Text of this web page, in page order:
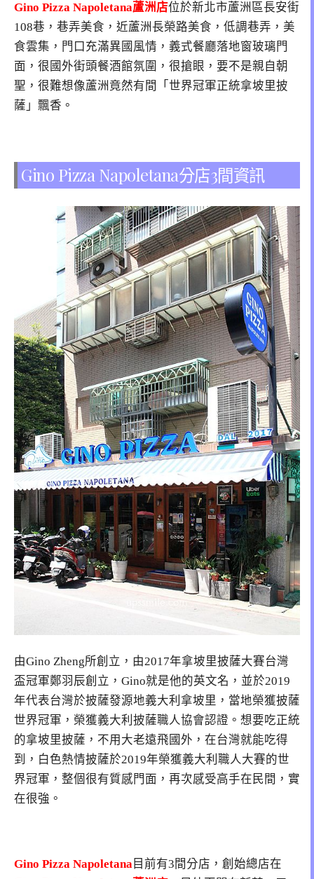
Gino Pizza Napoletana蘆洲店位於新北市蘆洲區長安街
108巷，巷弄美食，近蘆洲長榮路美食，低調巷弄，美
食雲集，門口充滿異國風情，義式餐廳落地窗玻璃門
面，很國外街頭餐酒館氛圍，很搶眼，要不是親自朝
聖，很難想像蘆洲竟然有間「世界冠軍正統拿坡里披
薩」飄香。
Gino Pizza Napoletana分店3間資訊
由Gino Zheng所創立，由2017年拿坡里披薩大賽台灣
盃冠軍鄭羽辰創立，Gino就是他的英文名，並於2019
年代表台灣於披薩發源地義大利拿坡里，當地榮獲披薩
世界冠軍，榮獲義大利披薩職人協會認證。想要吃正統
的拿坡里披薩，不用大老遠飛國外，在台灣就能吃得
到，白色熱情披薩於2019年榮獲義大利職人大賽的世
界冠軍，整個很有質感門面，再次感受高手在民間，實
在很強。
Gino Pizza Napoletana目前有3間分店，創始總店在